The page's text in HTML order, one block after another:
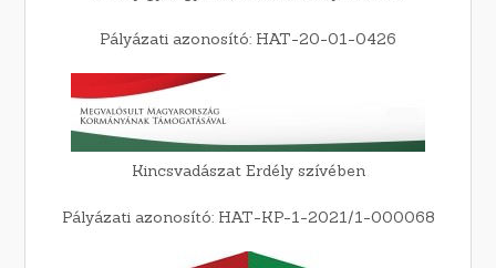
Pályázati azonosító: HAT-20-01-0426
Kincsvadászat Erdély szívében
Pályázati azonosító: HAT-KP-1-2021/1-000068